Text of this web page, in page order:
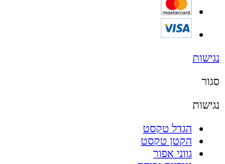
נגישות
סגור
נגישות
הגדל טקסט
הקטן טקסט
גווני אפור